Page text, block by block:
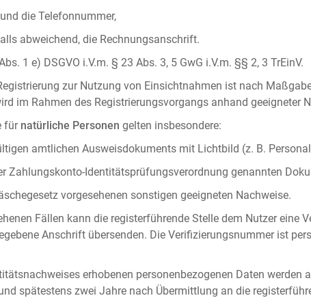
die Telefonnummer,
abweichend, die Rechnungsanschrift.
1 e) DSGVO i.V.m. § 23 Abs. 3, 5 GwG i.V.m. §§ 2, 3 TrEinV.
zur Nutzung von Einsichtnahmen ist nach
im Rahmen des Registrierungsvorgangs anhand geeigneter
für natürliche Personen gelten insbesondere:
amtlichen Ausweisdokuments mit Lichtbild (z. B.
Zahlungskonto-Identitätsprüfungsverordnung genannten
vorgesehenen sonstigen geeigneten Nachweise.
Fällen kann die registerführende Stelle dem Nutzer eine
Anschrift übersenden. Die Verifizierungsnummer ist
erhobenen personenbezogenen Daten
spätestens zwei Jahre nach Übermittlung an die